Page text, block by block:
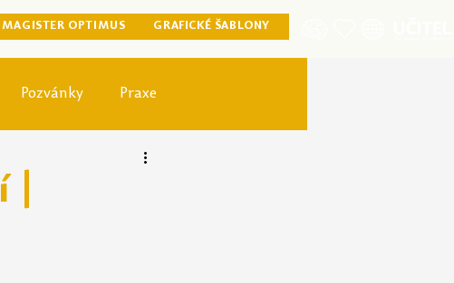
MAGISTER OPTIMUS GRAFICKÉ ŠABLONY
Pozvánky Praxe
Magister optimus